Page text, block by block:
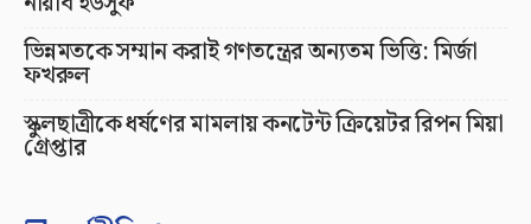
ভিন্নমতকে সম্মান করাই গণতন্ত্রের অন্যতম ভিত্তি: মির্জা
ফখরুল
স্কুলছাত্রীকে ধর্ষণের মামলায় কনটেন্ট ক্রিয়েটর রিপন মিয়া
গ্রেপ্তার